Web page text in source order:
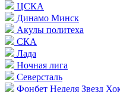
ЦСКА
Динамо Минск
Акулы политеха
СКА
Лада
Ночная лига
Северсталь
Фонбет Неделя Звезд